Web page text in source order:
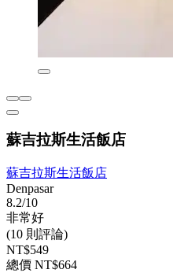
蘇吉拉斯生活飯店
蘇吉拉斯生活飯店
Denpasar
8.2/10
非常好
(10 則評論)
NT$549
總價 NT$664